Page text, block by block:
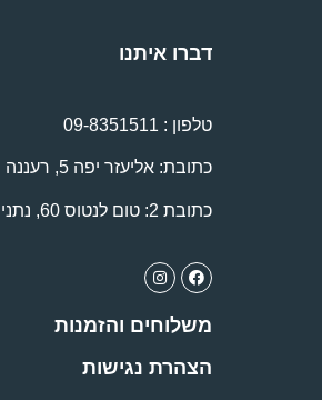
דברו איתנו
טלפון : 09-8351511
כתובת: אליעזר יפה 5, רעננה
כתובת 2: טום לנטוס 60, נתניה
משלוחים והזמנות
הצהרת נגישות